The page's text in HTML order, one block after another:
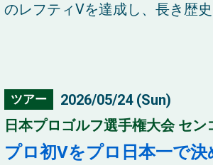
のレフティVを達成し、長き歴
ツアー
2026/05/24 (Sun)
日本プロゴルフ選手権大会 セ
プロ初Vをプロ日本一で